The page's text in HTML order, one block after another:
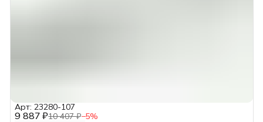
9 887 ₽10 407 ₽−5%
Арт: 23280-107